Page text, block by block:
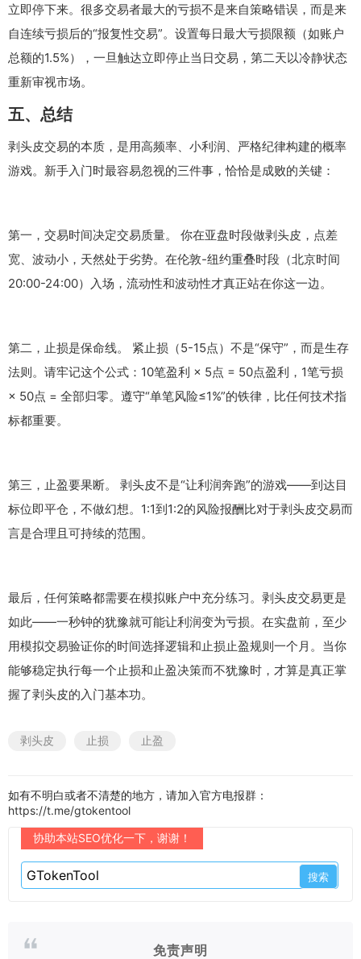
立即停下来。很多交易者最大的亏损不是来自策略错误，而是来
自连续亏损后的“报复性交易”。设置每日最大亏损限额（如账户
总额的1.5%），一旦触达立即停止当日交易，第二天以冷静状态
重新审视市场。
五、总结
剥头皮交易的本质，是用高频率、小利润、严格纪律构建的概率
游戏。新手入门时最容易忽视的三件事，恰恰是成败的关键：
第一，交易时间决定交易质量。 你在亚盘时段做剥头皮，点差
宽、波动小，天然处于劣势。在伦敦-纽约重叠时段（北京时间
20:00-24:00）入场，流动性和波动性才真正站在你这一边。
第二，止损是保命线。 紧止损（5-15点）不是“保守”，而是生存
法则。请牢记这个公式：10笔盈利 × 5点 = 50点盈利，1笔亏损
× 50点 = 全部归零。遵守“单笔风险≤1%”的铁律，比任何技术指
标都重要。
第三，止盈要果断。 剥头皮不是“让利润奔跑”的游戏——到达目
标位即平仓，不做幻想。1:1到1:2的风险报酬比对于剥头皮交易而
言是合理且可持续的范围。
最后，任何策略都需要在模拟账户中充分练习。剥头皮交易更是
如此——一秒钟的犹豫就可能让利润变为亏损。在实盘前，至少
用模拟交易验证你的时间选择逻辑和止损止盈规则一个月。当你
能够稳定执行每一个止损和止盈决策而不犹豫时，才算是真正掌
握了剥头皮的入门基本功。
剥头皮 止损 止盈
如有不明白或者不清楚的地方，请加入官方电报群：
https://t.me/gtokentool
协助本站SEO优化一下，谢谢！
免责声明